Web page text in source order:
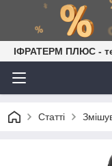
ІФРАТЕРМ ПЛЮС -
Статті